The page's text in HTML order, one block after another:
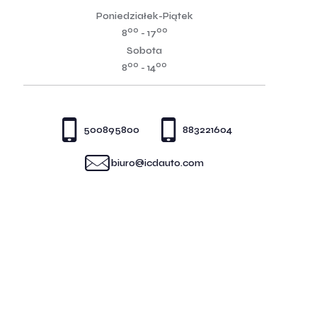
Poniedziałek-Piątek
800 - 1700
Sobota
800 - 1400
500895800 883221604
biuro@icdauto.com